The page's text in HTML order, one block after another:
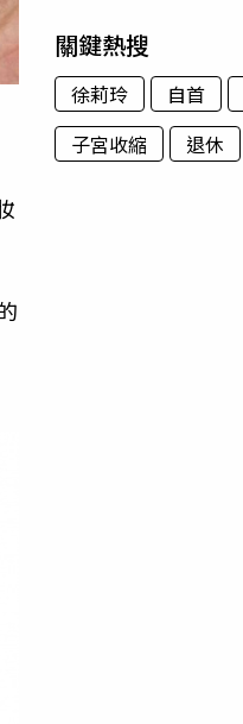
關鍵熱搜
徐莉玲 自首
子宮收縮
退休